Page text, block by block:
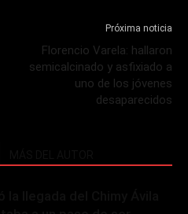
Próxima noticia
Florencio Varela: hallaron
semicalcinado y asfixiado a
uno de los jóvenes
desaparecidos